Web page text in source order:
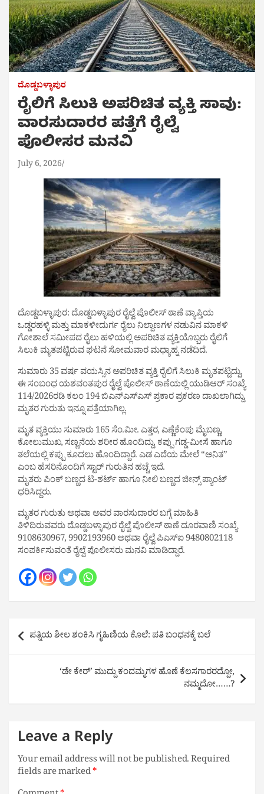
ದೊಡ್ಡಬಳ್ಳಾಪುರ
ರೈಲಿಗೆ ಸಿಲುಕಿ ಅಪರಿಚಿತ ವ್ಯಕ್ತಿ ಸಾವು:
ವಾರಸುದಾರರ ಪತ್ತೆಗೆ ರೈಲ್ವೆ
ಪೊಲೀಸರ ಮನವಿ
July 6, 2026
ದೊಡ್ಡಬಳ್ಳಾಪುರ: ದೊಡ್ಡಬಳ್ಳಾಪುರ ರೈಲ್ವೆ ಪೊಲೀಸ್ ಠಾಣೆ ವ್ಯಾಪ್ತಿಯ
ಒಡ್ಡರಹಳ್ಳಿ ಮತ್ತು ಮಾಕಳೀದುರ್ಗ ರೈಲು ನಿಲ್ದಾಣಗಳ ನಡುವಿನ ಮಾಕಳಿ
ಗೋಶಾಲೆ ಸಮೀಪದ ರೈಲು ಹಳಿಯಲ್ಲಿ ಅಪರಿಚಿತ ವ್ಯಕ್ತಿಯೊಬ್ಬರು ರೈಲಿಗೆ
ಸಿಲುಕಿ ಮೃತಪಟ್ಟಿರುವ ಘಟನೆ ಸೋಮವಾರ ಮಧ್ಯಾಹ್ನ ನಡೆದಿದೆ.
ಸುಮಾರು 35 ವರ್ಷ ವಯಸ್ಸಿನ ಅಪರಿಚಿತ ವ್ಯಕ್ತಿ ರೈಲಿಗೆ ಸಿಲುಕಿ ಮೃತಪಟ್ಟಿದ್ದು,
ಈ ಸಂಬಂಧ ಯಶವಂತಪುರ ರೈಲ್ವೆ ಪೊಲೀಸ್ ಠಾಣೆಯಲ್ಲಿ ಯುಡಿಆರ್ ಸಂಖ್ಯೆ
114/2026ರಡಿ ಕಲಂ 194 ಬಿಎನ್‌ಎಸ್‌ಎಸ್ ಪ್ರಕಾರ ಪ್ರಕರಣ ದಾಖಲಾಗಿದ್ದು,
ಮೃತರ ಗುರುತು ಇನ್ನೂ ಪತ್ತೆಯಾಗಿಲ್ಲ.
ಮೃತ ವ್ಯಕ್ತಿಯು ಸುಮಾರು 165 ಸೆಂ.ಮೀ. ಎತ್ತರ, ಎಣ್ಣೆಕೆಂಪು ಮೈಬಣ್ಣ,
ಕೋಲುಮುಖ, ಸಣ್ಣನೆಯ ಶರೀರ ಹೊಂದಿದ್ದು, ಕಪ್ಪು ಗಡ್ಡ-ಮೀಸೆ ಹಾಗೂ
ತಲೆಯಲ್ಲಿ ಕಪ್ಪು ಕೂದಲು ಹೊಂದಿದ್ದಾರೆ. ಎಡ ಎದೆಯ ಮೇಲೆ “ಅನಿತ”
ಎಂಬ ಹೆಸರಿನೊಂದಿಗೆ ಸ್ಟಾರ್ ಗುರುತಿನ ಹಚ್ಚೆ ಇದೆ.
ಮೃತರು ಪಿಂಕ್ ಬಣ್ಣದ ಟಿ-ಶರ್ಟ್ ಹಾಗೂ ನೀಲಿ ಬಣ್ಣದ ಜೀನ್ಸ್ ಪ್ಯಾಂಟ್
ಧರಿಸಿದ್ದರು.
ಮೃತರ ಗುರುತು ಅಥವಾ ಅವರ ವಾರಸುದಾರರ ಬಗ್ಗೆ ಮಾಹಿತಿ
ತಿಳಿದಿರುವವರು ದೊಡ್ಡಬಳ್ಳಾಪುರ ರೈಲ್ವೆ ಪೊಲೀಸ್ ಠಾಣೆ ದೂರವಾಣಿ ಸಂಖ್ಯೆ
9108630967, 9902193960 ಅಥವಾ ರೈಲ್ವೆ ಪಿಎಸ್‌ಐ 9480802118
ಸಂಪರ್ಕಿಸುವಂತೆ ರೈಲ್ವೆ ಪೊಲೀಸರು ಮನವಿ ಮಾಡಿದ್ದಾರೆ.
Post
navigation
ಪತ್ನಿಯ ಶೀಲ ಶಂಕಿಸಿ ಗೃಹಿಣಿಯ ಕೊಲೆ: ಪತಿ ಬಂಧನಕ್ಕೆ ಬಲೆ
‘ಡೇ ಕೇರ್’ ಮುದ್ದು ಕಂದಮ್ಮಗಳ ಹೊಣೆ ಕೆಲಸಗಾರರದ್ದೋ,
ನಮ್ಮದೋ……?
Leave a Reply
Your email address will not be published.Required
fields are marked*